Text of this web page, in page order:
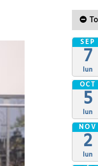
SEP
7
lun
OCT
5
lun
NOV
2
lun